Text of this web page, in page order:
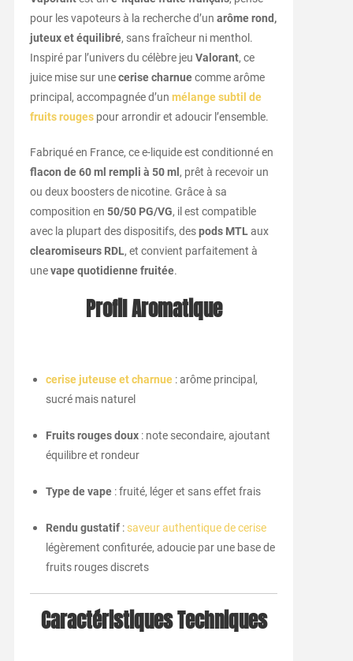
pour les vapoteurs à la recherche d’un arôme rond,
juteux et équilibré, sans fraîcheur ni menthol.
Inspiré par l’univers du célèbre jeu Valorant, ce
juice mise sur unecerise charnuecomme arôme
principal, accompagnée d’un mélange subtil de
fruits rougespour arrondir et adoucir l’ensemble.
Fabriqué en France, ce e-liquide est conditionné en
flacon de 60 ml rempli à 50 ml , prêt à recevoir un
ou deux boosters de nicotine. Grâce à sa
composition en 50/50 PG/VG, il est compatible
avec la plupart des dispositifs, despods MTLaux
clearomiseurs RDL, et convient parfaitement à
unevape quotidienne fruitée.
Profil Aromatique
cerise juteuse et charnue: arôme principal,
sucré mais naturel
Fruits rouges doux: note secondaire, ajoutant
équilibre et rondeur
Type de vape: fruité, léger et sans effet frais
Rendu gustatif: saveur authentique de cerise
légèrement confiturée, adoucie par une base de
fruits rouges discrets
Caractéristiques Techniques